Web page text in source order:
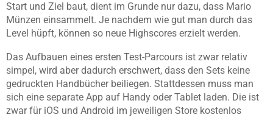
Start und Ziel baut, dient im Grunde nur dazu, dass Mario
Münzen einsammelt. Je nachdem wie gut man durch das
Level hüpft, können so neue Highscores erzielt werden.
Das Aufbauen eines ersten Test-Parcours ist zwar relativ
simpel, wird aber dadurch erschwert, dass den Sets keine
gedruckten Handbücher beiliegen. Stattdessen muss man
sich eine separate App auf Handy oder Tablet laden. Die ist
zwar für iOS und Android im jeweiligen Store kostenlos